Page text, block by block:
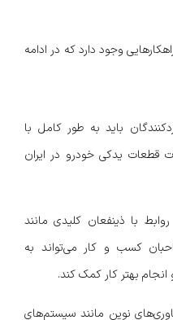
وجود دارد که در ادامه
باید به طور کامل با
قطعات یدکی خودرو در ایران
روابط با ذینفعان کلیدی مانند
کسب و کار می‌تواند به
بهتر کار کمک کند.
نوین مانند سیستم‌های